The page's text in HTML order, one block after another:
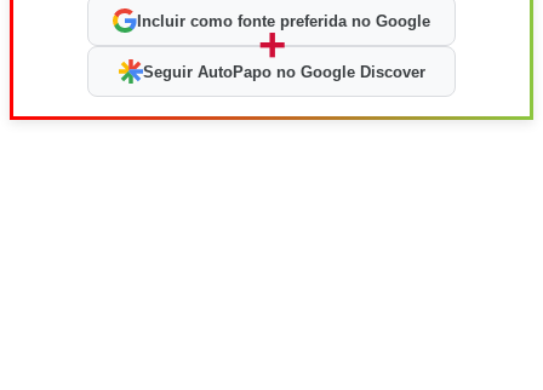
Incluir como fonte preferida no Google
+
Seguir AutoPapo no Google Discover